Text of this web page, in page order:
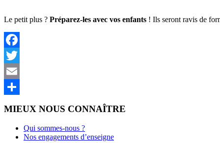
Le petit plus ? Préparez-les avec vos enfants ! Ils seront ravis de
Facebook
Twitter
Email
MIEUX NOUS CONNAÎTRE
Qui sommes-nous ?
Nos engagements d’enseigne